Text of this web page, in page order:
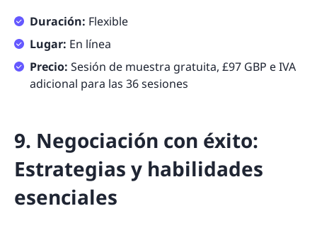
Duración: Flexible
Lugar: En línea
Precio: Sesión de muestra gratuita, £97 GBP e IVA
adicional para las 36 sesiones
9. Negociación con éxito:
Estrategias y habilidades
esenciales